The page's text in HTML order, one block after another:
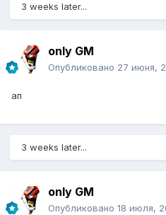
3 weeks later...
only GM
Опубликовано 27 июня,
ап
3 weeks later...
only GM
Опубликовано 18 июля,